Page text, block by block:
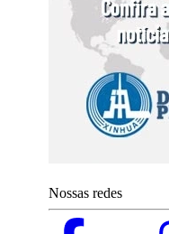
Nossas redes